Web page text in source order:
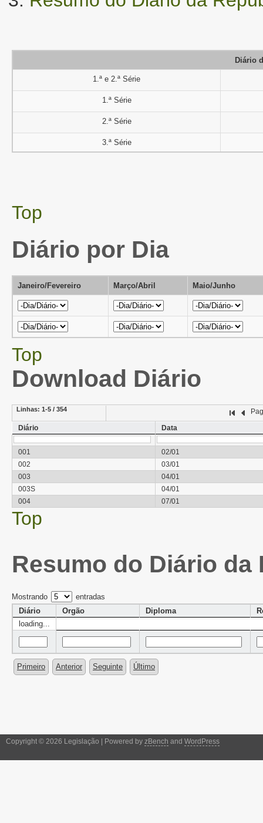
Diário
1.ª e 2.ª Série
1.ª Série
2.ª Série
3.ª Série
Top
Diário por Dia
Janeiro/Fevereiro Março/Abril Maio/Junho
Top
Download Diário
Linhas: 1-5 / 354
Diário
Data
001
02/01
002
03/01
003
04/01
003S
04/01
004
07/01
Top
Resumo do Diário da
Mostrando
entradas
Diário
Orgão Diploma
loading...
Primeiro Anterior Seguinte Último
Copyright © 2026 Legislação | Powered by zBench and WordPress